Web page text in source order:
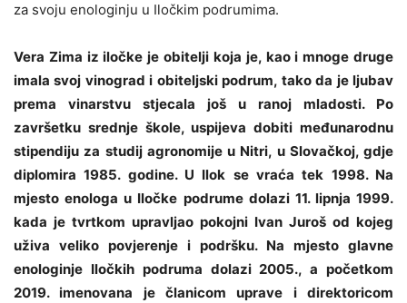
za svoju enologinju u Iločkim podrumima.
Vera Zima iz iločke je obitelji koja je, kao i mnoge druge
imala svoj vinograd i obiteljski podrum, tako da je ljubav
prema vinarstvu stjecala još u ranoj mladosti. Po
završetku srednje škole, uspijeva dobiti međunarodnu
stipendiju za studij agronomije u Nitri, u Slovačkoj, gdje
diplomira 1985. godine. U Ilok se vraća tek 1998. Na
mjesto enologa u Iločke podrume dolazi 11. lipnja 1999.
kada je tvrtkom upravljao pokojni Ivan Juroš od kojeg
uživa veliko povjerenje i podršku. Na mjesto glavne
enologinje Iločkih podruma dolazi 2005., a početkom
2019. imenovana je članicom uprave i direktoricom